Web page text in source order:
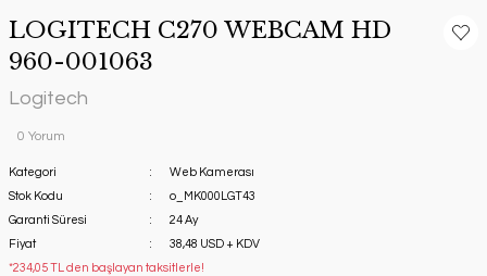
LOGITECH C270 WEBCAM HD
960-001063
Logitech
0 Yorum
Kategori
Web Kamerası
Stok Kodu
o_MK000LGT43
Garanti Süresi
24 Ay
Fiyat
38,48 USD + KDV
*234,05 TL den başlayan taksitlerle!